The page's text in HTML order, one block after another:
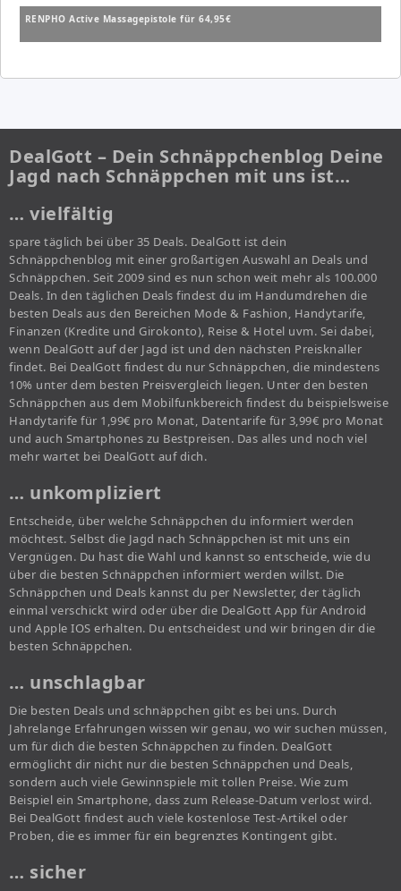
RENPHO Active Massagepistole für 64,95€
DealGott – Dein Schnäppchenblog Deine
Jagd nach Schnäppchen mit uns ist…
… vielfältig
spare täglich bei über 35 Deals. DealGott ist dein
Schnäppchenblog mit einer großartigen Auswahl an Deals und
Schnäppchen. Seit 2009 sind es nun schon weit mehr als 100.000
Deals. In den täglichen Deals findest du im Handumdrehen die
besten Deals aus den Bereichen Mode & Fashion, Handytarife,
Finanzen (Kredite und Girokonto), Reise & Hotel uvm. Sei dabei,
wenn DealGott auf der Jagd ist und den nächsten Preisknaller
findet. Bei DealGott findest du nur Schnäppchen, die mindestens
10% unter dem besten Preisvergleich liegen. Unter den besten
Schnäppchen aus dem Mobilfunkbereich findest du beispielsweise
Handytarife für 1,99€ pro Monat, Datentarife für 3,99€ pro Monat
und auch Smartphones zu Bestpreisen. Das alles und noch viel
mehr wartet bei DealGott auf dich.
… unkompliziert
Entscheide, über welche Schnäppchen du informiert werden
möchtest. Selbst die Jagd nach Schnäppchen ist mit uns ein
Vergnügen. Du hast die Wahl und kannst so entscheide, wie du
über die besten Schnäppchen informiert werden willst. Die
Schnäppchen und Deals kannst du per Newsletter, der täglich
einmal verschickt wird oder über die DealGott App für Android
und Apple IOS erhalten. Du entscheidest und wir bringen dir die
besten Schnäppchen.
… unschlagbar
Die besten Deals und schnäppchen gibt es bei uns. Durch
Jahrelange Erfahrungen wissen wir genau, wo wir suchen müssen,
um für dich die besten Schnäppchen zu finden. DealGott
ermöglicht dir nicht nur die besten Schnäppchen und Deals,
sondern auch viele Gewinnspiele mit tollen Preise. Wie zum
Beispiel ein Smartphone, dass zum Release-Datum verlost wird.
Bei DealGott findest auch viele kostenlose Test-Artikel oder
Proben, die es immer für ein begrenztes Kontingent gibt.
… sicher